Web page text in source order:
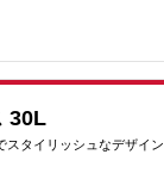
30L
スタイリッシュなデザイン